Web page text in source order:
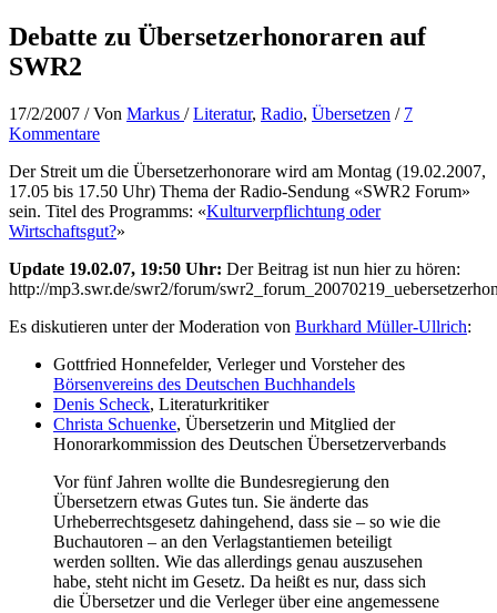
Debatte zu Übersetzerhonoraren auf
SWR2
17/2/2007 / Von Markus /Literatur, Radio, Übersetzen / 7
Kommentare
Der Streit um die Übersetzerhonorare wird am Montag (19.02.2007,
17.05 bis 17.50 Uhr) Thema der Radio-Sendung «SWR2 Forum»
sein. Titel des Programms: «Kulturverpflichtung oder
Wirtschaftsgut?»
Update 19.02.07, 19:50 Uhr: Der Beitrag ist nun hier zu hören:
http://mp3.swr.de/swr2/forum/
Es diskutieren unter der Moderation von Burkhard Müller-Ullrich:
Gottfried Honnefelder, Verleger und Vorsteher des
Börsenvereins des Deutschen Buchhandels
Denis Scheck, Literaturkritiker
Christa Schuenke, Übersetzerin und Mitglied der
Honorarkommission des Deutschen Übersetzerverbands
Vor fünf Jahren wollte die Bundesregierung den
Übersetzern etwas Gutes tun. Sie änderte das
Urheberrechtsgesetz dahingehend, dass sie – so wie die
Buchautoren – an den Verlagstantiemen beteiligt
werden sollten. Wie das allerdings genau auszusehen
habe, steht nicht im Gesetz. Da heißt es nur, dass sich
die Übersetzer und die Verleger über eine angemessene